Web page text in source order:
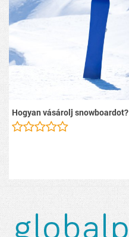
Hogyan vásárolj snowboardot?